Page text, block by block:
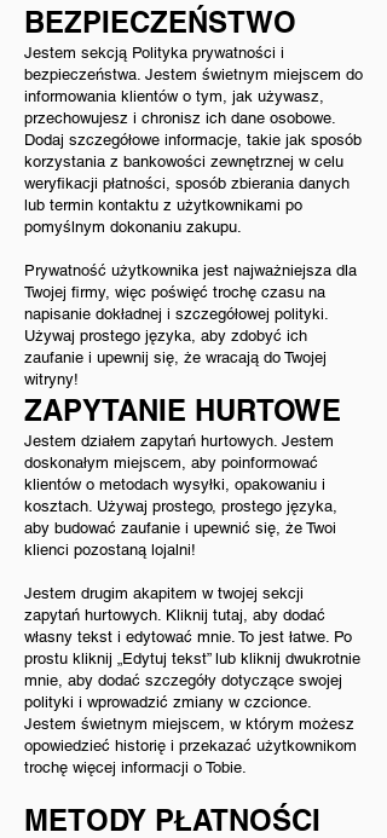
BEZPIECZEŃSTWO
Jestem sekcją Polityka prywatności i
bezpieczeństwa. Jestem świetnym miejscem do
informowania klientów o tym, jak używasz,
przechowujesz i chronisz ich dane osobowe.
Dodaj szczegółowe informacje, takie jak sposób
korzystania z bankowości zewnętrznej w celu
weryfikacji płatności, sposób zbierania danych
lub termin kontaktu z użytkownikami po
pomyślnym dokonaniu zakupu.
Prywatność użytkownika jest najważniejsza dla
Twojej firmy, więc poświęć trochę czasu na
napisanie dokładnej i szczegółowej polityki.
Używaj prostego języka, aby zdobyć ich
zaufanie i upewnij się, że wracają do Twojej
witryny!
ZAPYTANIE HURTOWE
Jestem działem zapytań hurtowych. Jestem
doskonałym miejscem, aby poinformować
klientów o metodach wysyłki, opakowaniu i
kosztach. Używaj prostego, prostego języka,
aby budować zaufanie i upewnić się, że Twoi
klienci pozostaną lojalni!
Jestem drugim akapitem w twojej sekcji
zapytań hurtowych. Kliknij tutaj, aby dodać
własny tekst i edytować mnie. To jest łatwe. Po
prostu kliknij „Edytuj tekst” lub kliknij dwukrotnie
mnie, aby dodać szczegóły dotyczące swojej
polityki i wprowadzić zmiany w czcionce.
Jestem świetnym miejscem, w którym możesz
opowiedzieć historię i przekazać użytkownikom
trochę więcej informacji o Tobie.
METODY PŁATNOŚCI